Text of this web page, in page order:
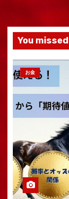
You missed
お金